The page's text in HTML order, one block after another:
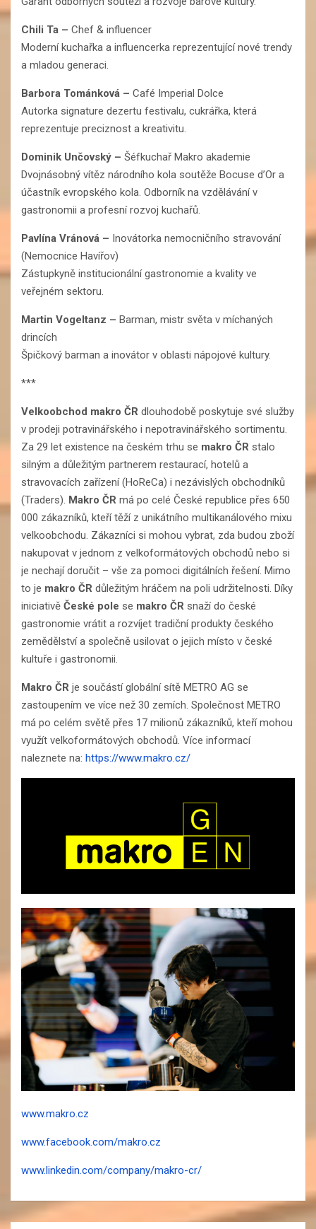
Chili Ta – Chef & influencer
Moderní kuchařka a influencerka reprezentující nové trendy
a mladou generaci.
Barbora Tománková – Café Imperial Dolce
Autorka signature dezertu festivalu, cukrářka, která
reprezentuje preciznost a kreativitu.
Dominik Unčovský – Šéfkuchař Makro akademie
Dvojnásobný vítěz národního kola soutěže Bocuse d’Or a
účastník evropského kola. Odborník na vzdělávání v
gastronomii a profesní rozvoj kuchařů.
Pavlína Vránová – Inovátorka nemocničního stravování
(Nemocnice Havířov)
Zástupkyně institucionální gastronomie a kvality ve
veřejném sektoru.
Martin Vogeltanz – Barman, mistr světa v míchaných
drincích
Špičkový barman a inovátor v oblasti nápojové kultury.
***
Velkoobchod makro ČR dlouhodobě poskytuje své služby
v prodeji potravinářského i nepotravinářského sortimentu.
Za 29 let existence na českém trhu se makro ČR stalo
silným a důležitým partnerem restaurací, hotelů a
stravovacích zařízení (HoReCa) i nezávislých obchodníků
(Traders). Makro ČR má po celé České republice přes 650
000 zákazníků, kteří těží z unikátního multikanálového mixu
velkoobchodu. Zákazníci si mohou vybrat, zda budou zboží
nakupovat v jednom z velkoformátových obchodů nebo si
je nechají doručit – vše za pomoci digitálních řešení. Mimo
to je makro ČR důležitým hráčem na poli udržitelnosti. Díky
iniciativě České pole se makro ČR snaží do české
gastronomie vrátit a rozvíjet tradiční produkty českého
zemědělství a společně usilovat o jejich místo v české
kultuře i gastronomii.
Makro ČR je součástí globální sítě METRO AG se
zastoupením ve více než 30 zemích. Společnost METRO
má po celém světě přes 17 milionů zákazníků, kteří mohou
využít velkoformátových obchodů. Více informací
naleznete na: https://www.makro.cz/
www.makro.cz
www.facebook.com/makro.cz
www.linkedin.com/company/makro-cr/